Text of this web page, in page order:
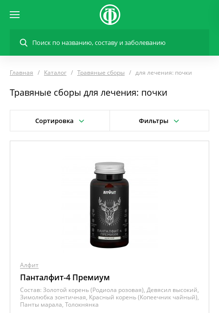
Главная Каталог Травяные сборы для лечения: почки
Травяные сборы для лечения: почки
Сортировка Фильтры
Алфит
Панталфит-4 Премиум
Состав: Золотой корень (Родиола розовая), Девясил высокий,
Зимолюбка зонтичная, Красный корень (Копеечник чайный),
Панты марала, Толокнянка